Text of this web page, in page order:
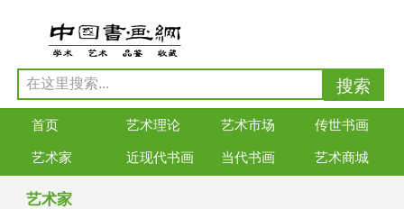
首页 艺术理论 艺术市场 传世书画
艺术家 近现代书画 当代书画 艺术商城
艺术家